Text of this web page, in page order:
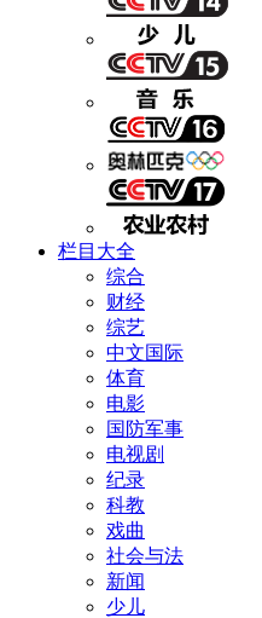
栏目大全
综合
财经
综艺
中文国际
体育
电影
国防军事
电视剧
纪录
科教
戏曲
社会与法
新闻
少儿